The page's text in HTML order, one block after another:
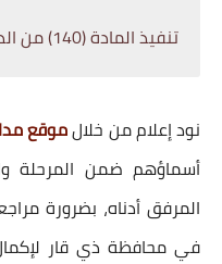
تنفيذ المادة (140) من الدستور / مكتب ذي قار
نود إعلام من خلالموقع
أسماؤهم ضمن المرحلة
في محافظة ذي قار لإكمال